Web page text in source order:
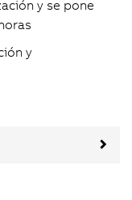
y se pone
y